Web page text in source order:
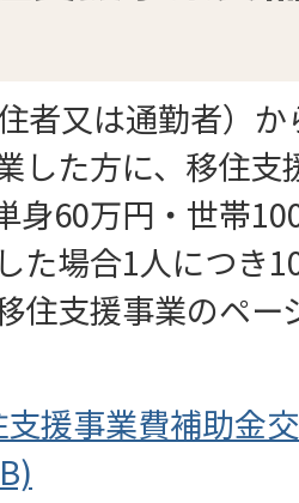
者又は通勤者）
した方に、移住支
身60万円・世帯
た場合1人につき
住支援事業のペー
援事業費補助金